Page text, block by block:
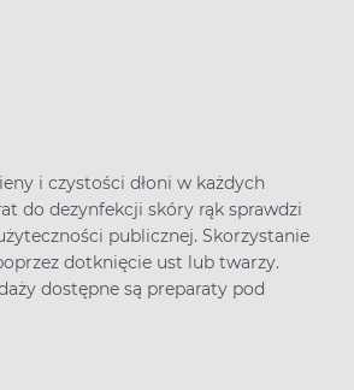
i czystości dłoni w każdych
do dezynfekcji skóry rąk sprawdzi
publicznej. Skorzystanie
dotknięcie ust lub twarzy.
dostępne są preparaty pod